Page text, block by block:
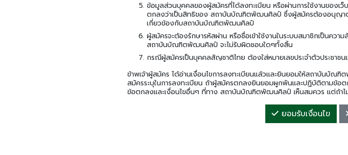
ข้อมูลส่วนบุคคลของผู้สมัครที่ได้ลงทะเบียน หรือผ่านการใช้งานขอ
ตกลงว่าเป็นสิทธิของ สถาบันบัณฑิตพัฒนศิลป์ ซึ่งผู้สมัครต้องอนุญา
เกี่ยวข้องกับสถาบันบัณฑิตพัฒนศิลป์
ผู้สมัครจะต้องรักษารหัสผ่าน หรือชื่อเข้าใช้งานในระบบสมาชิกเป็นควา
สถาบันบัณฑิตพัฒนศิลป์ จะไม่รับผิดชอบใดๆทั้งสิ้น
กรณีผู้สมัครเป็นบุคคลสัญชาติไทย ต้องใส่หมายเลขประจําตัวประชาชน
ข้าพเจ้าผู้สมัคร ได้อ่านเงื่อนไขการลงทะเบียนแล้วและยินยอมให้สถาบัน
สมัครระบุในการลงทะเบียน ถ้าผู้สมัครตกลงยินยอมผูกพันและปฏิบัติตามข้อ
ข้อตกลงและเงื่อนไขอื่นๆ ที่ทาง สถาบันบัณฑิตพัฒนศิลป์ เห็นสมควร แต่ถ้า
ยอมรับเงื่อนไข